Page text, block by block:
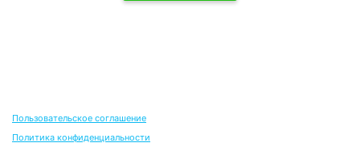
Пользовательское соглашение
Политика конфиденциальности